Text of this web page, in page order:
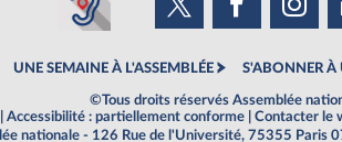
UNE SEMAINE À L'ASSEMBLÉE S'ABONNER À
©Tous droits réservés Assemblée
Accessibilité : partiellement conforme Contacter le
nationale - 126 Rue de l'Université, 75355 Paris